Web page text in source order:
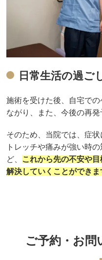
日常生活の過ご
施術を受けた後、自宅で
ながり、また、今後の再発
そのため、当院では、症
トレッチや痛みが強い時
ど、 これから先の不安や
解決していくことができま
ご予約・お問